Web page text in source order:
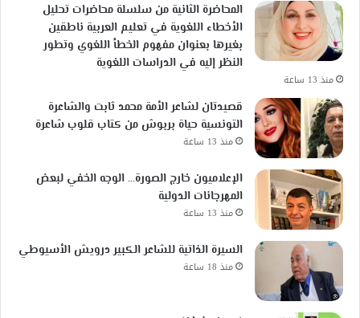
المحاضرة الثانية من سلسلة محاضرات تحليل
الأخطاء اللغوية في تعليم العربية ناطقين
بغيرها بعنوان مفهوم الخطأ اللغوي وتطور
النظر إليه في الدراسات اللغوية
منذ 13 ساعة
قصيدتان لشاعر الأمة محمد ثابت والشاعرة
التونسية حياة بربوش من كتاب قلوب شاعرة
منذ 13 ساعة
الإعلاميون خارج الصورة… الوجه الخفي لبعض
المهرجانات الدولية
منذ 13 ساعة
السيرة الذاتية للشاعر الكبير درويش الأسيوطي
منذ 18 ساعة